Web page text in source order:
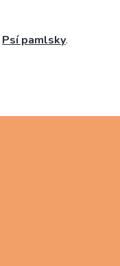
Psí pamlsky.